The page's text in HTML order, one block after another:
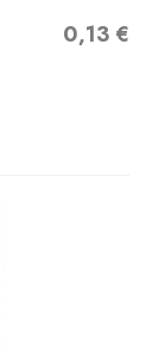
Precio
0,13 €